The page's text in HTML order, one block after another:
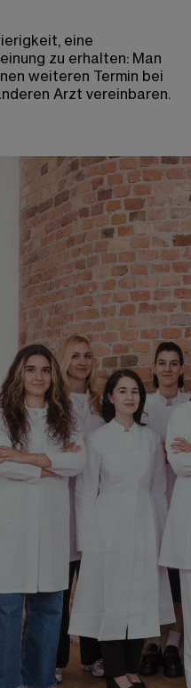
eine
zu erhalten: Man
weiteren Termin bei
Arzt vereinbaren.